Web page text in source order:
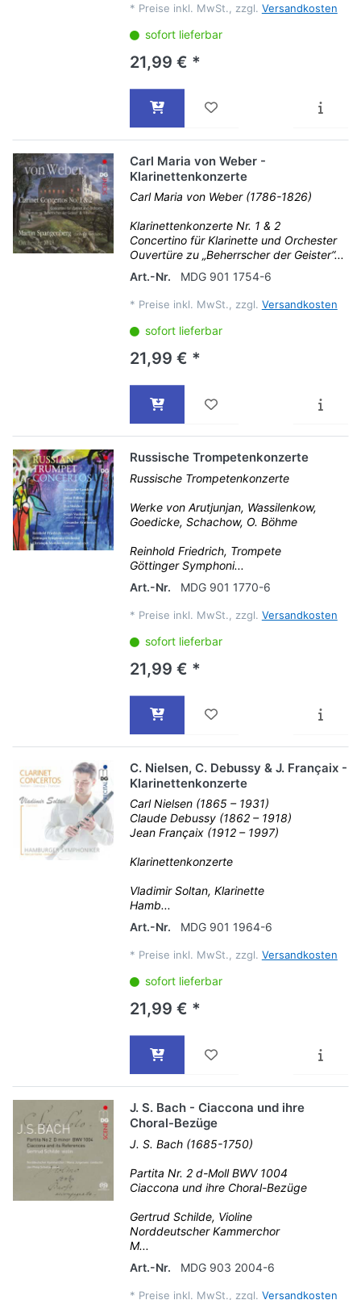
* Preise inkl. MwSt., zzgl. Versandkosten
sofort lieferbar
21,99 € *
Carl Maria von Weber -
Klarinettenkonzerte
Carl Maria von Weber (1786-1826)
Klarinettenkonzerte Nr. 1 & 2
Concertino für Klarinette und Orchester
Ouvertüre zu „Beherrscher der Geister“...
Art.-Nr.
MDG 901 1754-6
* Preise inkl. MwSt., zzgl. Versandkosten
sofort lieferbar
21,99 € *
Russische Trompetenkonzerte
Russische Trompetenkonzerte
Werke von Arutjunjan, Wassilenkow,
Goedicke, Schachow, O. Böhme
Reinhold Friedrich, Trompete
Göttinger Symphoni...
Art.-Nr.
MDG 901 1770-6
* Preise inkl. MwSt., zzgl. Versandkosten
sofort lieferbar
21,99 € *
C. Nielsen, C. Debussy & J. Françaix -
Klarinettenkonzerte
Carl Nielsen (1865 – 1931)
Claude Debussy (1862 – 1918)
Jean Françaix (1912 – 1997)
Klarinettenkonzerte
Vladimir Soltan, Klarinette
Hamb...
Art.-Nr.
MDG 901 1964-6
* Preise inkl. MwSt., zzgl. Versandkosten
sofort lieferbar
21,99 € *
J. S. Bach - Ciaccona und ihre
Choral-Bezüge
J. S. Bach (1685-1750)
Partita Nr. 2 d-Moll BWV 1004
Ciaccona und ihre Choral-Bezüge
Gertrud Schilde, Violine
Norddeutscher Kammerchor
M...
Art.-Nr.
MDG 903 2004-6
* Preise inkl. MwSt., zzgl. Versandkosten